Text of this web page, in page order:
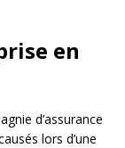
en
d’assurance
lors d’une